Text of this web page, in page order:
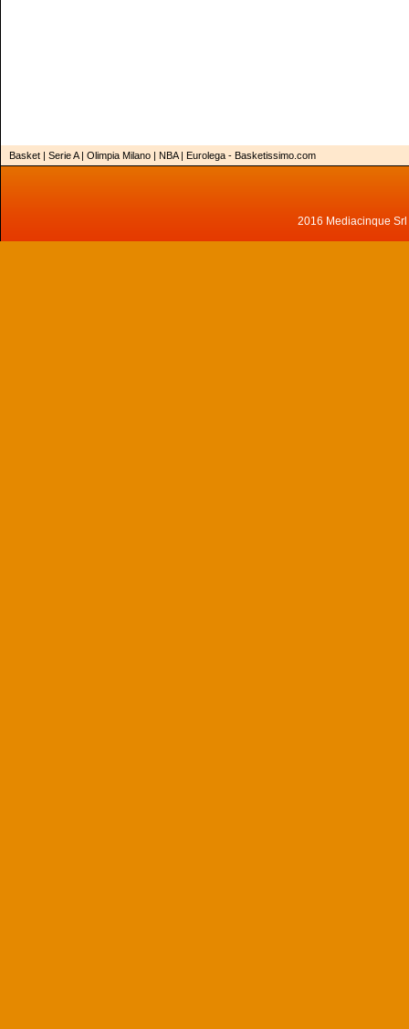
Basket | Serie A | Olimpia Milano | NBA | Eurolega - Basketissimo.com
2016 Mediacinque Srl